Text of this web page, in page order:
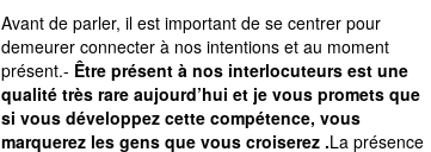
Avant de parler, il est important de se centrer pour
demeurer connecter à nos intentions et au moment
présent.- Être présent à nos interlocuteurs est une
qualité très rare aujourd’hui et je vous promets que
si vous développez cette compétence, vous
marquerez les gens que vous croiserez .La présence